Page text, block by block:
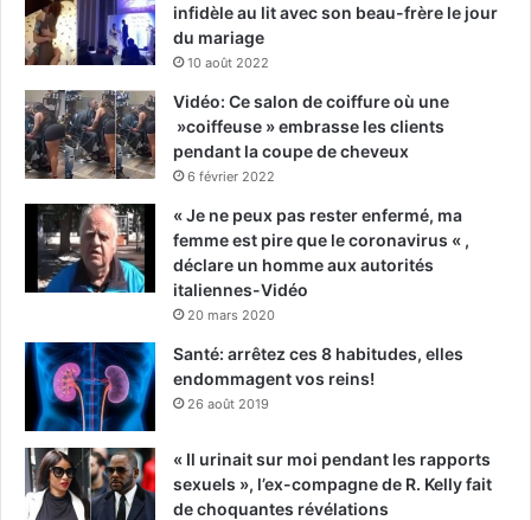
infidèle au lit avec son beau-frère le jour
du mariage
10 août 2022
Vidéo: Ce salon de coiffure où une
»coiffeuse » embrasse les clients
pendant la coupe de cheveux
6 février 2022
« Je ne peux pas rester enfermé, ma
femme est pire que le coronavirus « ,
déclare un homme aux autorités
italiennes-Vidéo
20 mars 2020
Santé: arrêtez ces 8 habitudes, elles
endommagent vos reins!
26 août 2019
« Il urinait sur moi pendant les rapports
sexuels », l’ex-compagne de R. Kelly fait
de choquantes révélations